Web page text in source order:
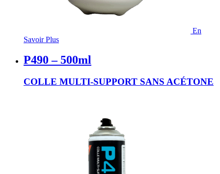
En
Savoir Plus
P490 – 500ml
COLLE MULTI-SUPPORT SANS ACÉTONE